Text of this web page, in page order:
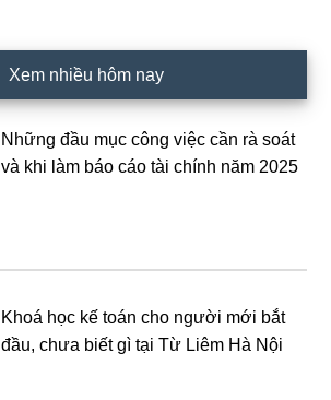
Xem nhiều hôm nay
Những đầu mục công việc cần rà soát
và khi làm báo cáo tài chính năm 2025
Khoá học kế toán cho người mới bắt
đầu, chưa biết gì tại Từ Liêm Hà Nội